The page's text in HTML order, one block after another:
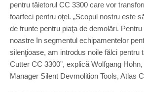
pentru tăietorul CC 3300 care vor
foarfeci pentru oţel. „Scopul nostru este
de frunte pentru piaţa de demolări.
noastre în segmentul echipamentelor
silenţioase, am introdus noile fălci pentru
Cutter CC 3300”, explică Wolfgang
Manager Silent Devmolition Tools, Atlas